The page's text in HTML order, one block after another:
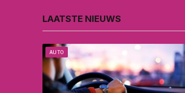
LAATSTE NIEUWS
AUTO